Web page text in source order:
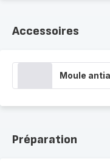
Accessoires
Moule
Préparation